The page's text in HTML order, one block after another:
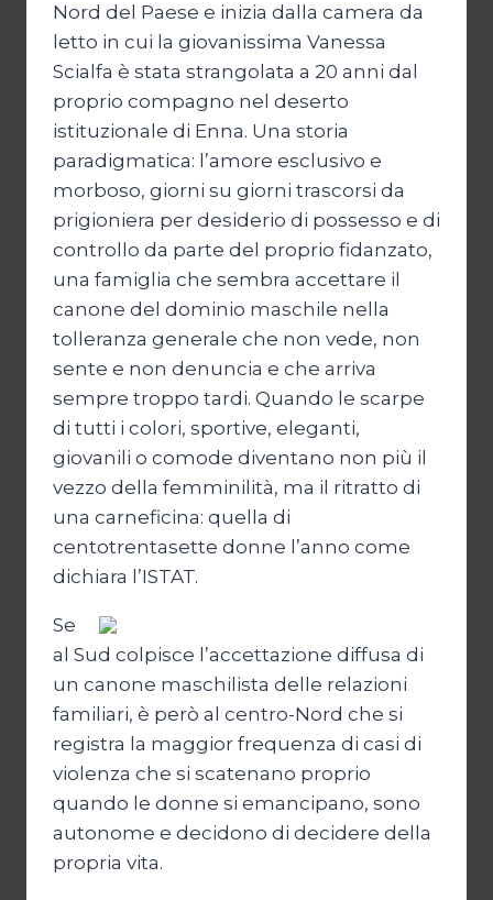
Nord del Paese e inizia dalla camera da
letto in cui la giovanissima Vanessa
Scialfa è stata strangolata a 20 anni dal
proprio compagno nel deserto
istituzionale di Enna. Una storia
paradigmatica: l’amore esclusivo e
morboso, giorni su giorni trascorsi da
prigioniera per desiderio di possesso e di
controllo da parte del proprio fidanzato,
una famiglia che sembra accettare il
canone del dominio maschile nella
tolleranza generale che non vede, non
sente e non denuncia e che arriva
sempre troppo tardi. Quando le scarpe
di tutti i colori, sportive, eleganti,
giovanili o comode diventano non più il
vezzo della femminilità, ma il ritratto di
una carneficina: quella di
centotrentasette donne l’anno come
dichiara l’ISTAT.
Se
al Sud colpisce l’accettazione diffusa di
un canone maschilista delle relazioni
familiari, è però al centro-Nord che si
registra la maggior frequenza di casi di
violenza che si scatenano proprio
quando le donne si emancipano, sono
autonome e decidono di decidere della
propria vita.